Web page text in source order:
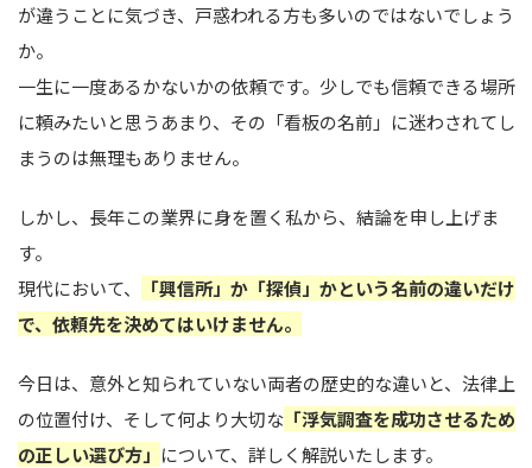
が違うことに気づき、戸惑われる方も多いのではないでしょう
か。
一生に一度あるかないかの依頼です。少しでも信頼できる場所
に頼みたいと思うあまり、その「看板の名前」に迷わされてし
まうのは無理もありません。
しかし、長年この業界に身を置く私から、結論を申し上げま
す。
現代において、
「興信所」か「探偵」かという名前の違いだけ
で、依頼先を決めてはいけません。
今日は、意外と知られていない両者の歴史的な違いと、法律上
の位置付け、そして何より大切な 「浮気調査を成功させるため
の正しい選び方」 について、詳しく解説いたします。